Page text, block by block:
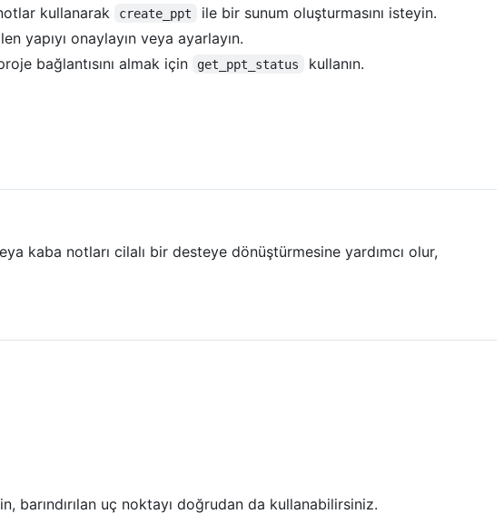
kullanarak create_ppt
ile bir sunum oluşturmasını isteyin.
yapıyı onaylayın veya ayarlayın.
bağlantısını almak için get_ppt_status kullanın.
kaba notları cilalı bir desteye dönüştürmesine yardımcı olur,
barındırılan uç noktayı doğrudan da kullanabilirsiniz.